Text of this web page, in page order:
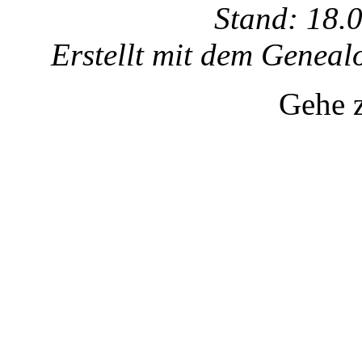
Stand:
Erstellt mit dem
Gehe